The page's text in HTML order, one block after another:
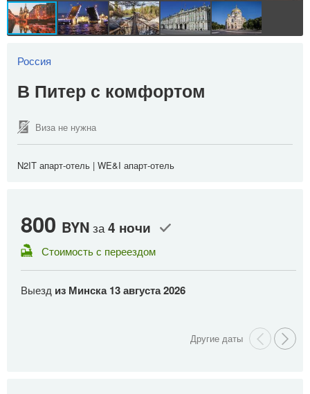
Россия
В Питер с комфортом
Виза не нужна
N2IT апарт-отель | WE&I апарт-отель
800 BYN за4 ночи
Стоимость с переездом
Выезд из Минска13 августа 2026